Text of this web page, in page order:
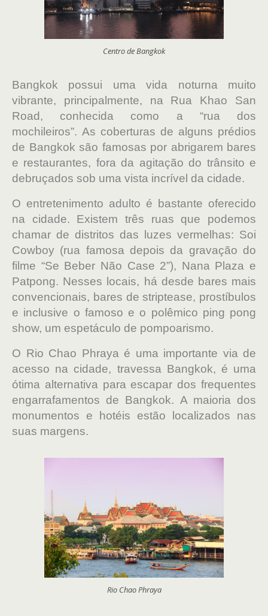
Centro de Bangkok
Bangkok possui uma vida noturna muito
vibrante, principalmente, na Rua Khao San
Road, conhecida como a “rua dos
mochileiros”. As coberturas de alguns prédios
de Bangkok são famosas por abrigarem bares
e restaurantes, fora da agitação do trânsito e
debruçados sob uma vista incrível da cidade.
O entretenimento adulto é bastante oferecido
na cidade. Existem três ruas que podemos
chamar de distritos das luzes vermelhas: Soi
Cowboy (rua famosa depois da gravação do
filme “Se Beber Não Case 2”), Nana Plaza e
Patpong. Nesses locais, há desde bares mais
convencionais, bares de striptease, prostíbulos
e inclusive o famoso e o polêmico ping pong
show, um espetáculo de pompoarismo.
O Rio Chao Phraya é uma importante via de
acesso na cidade, travessa Bangkok, é uma
ótima alternativa para escapar dos frequentes
engarrafamentos de Bangkok. A maioria dos
monumentos e hotéis estão localizados nas
suas margens.
Rio Chao Phraya